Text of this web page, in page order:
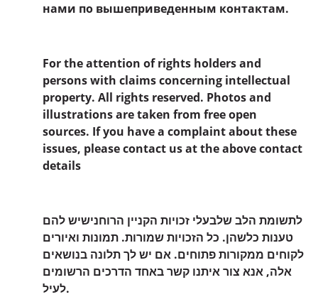
нами по вышеприведенным контактам.
For the attention of rights holders and
persons with claims concerning intellectual
property. All rights reserved. Photos and
illustrations are taken from free open
sources. If you have a complaint about these
issues, please contact us at the above contact
details
לתשומת הלב שלבעלי זכויות הקניין הרוחנישיש להם
טענות כלשהן. כל הזכויות שמורות. תמונות ואיורים
לקוחים ממקורות פתוחים. אם יש לך תלונה בנושאים
אלה, אנא צור איתנו קשר באחד הדרכים הרשומים
לעיל.